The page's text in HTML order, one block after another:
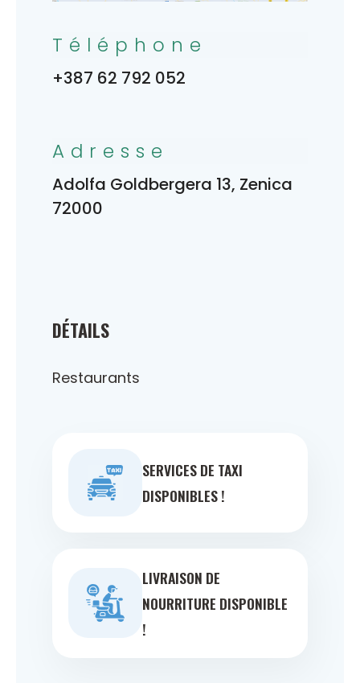
DÉTAILS
Restaurants
SERVICES DE TAXI
DISPONIBLES !
LIVRAISON DE
NOURRITURE DISPONIBLE
!
Téléphone
+387 62 792 052
Adresse
Adolfa Goldbergera 13, Zenica
72000